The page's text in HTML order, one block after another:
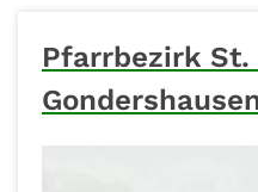
Pfarrbezirk St.